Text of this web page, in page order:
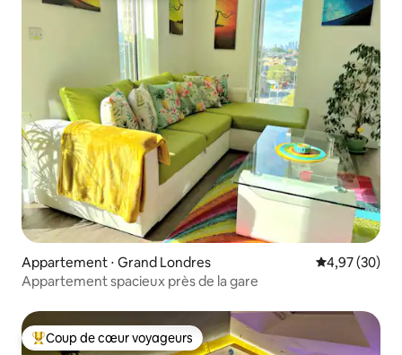
Appartement ⋅ Grand Londres Évaluation
4,97 (30)
Appartement spacieux près de la gare
Coups de cœur voyageurs les plus appréciés
Coup de cœur voyageurs